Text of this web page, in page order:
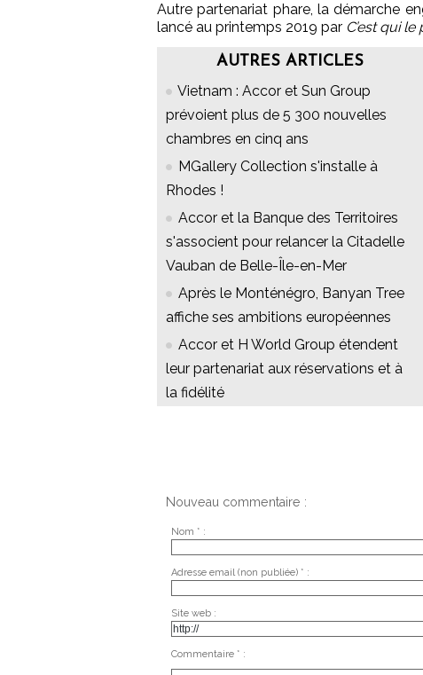
Autre partenariat phare, la démarche
lancé au printemps 2019 par C’est qui le
AUTRES ARTICLES
Vietnam : Accor et Sun Group
prévoient plus de 5 300 nouvelles
chambres en cinq ans
MGallery Collection s'installe à
Rhodes !
Accor et la Banque des Territoires
s'associent pour relancer la Citadelle
Vauban de Belle-Île-en-Mer
Après le Monténégro, Banyan Tree
affiche ses ambitions européennes
Accor et H World Group étendent
leur partenariat aux réservations et à
la fidélité
Nouveau commentaire :
Nom * :
Adresse email (non publiée) * :
Site web :
Commentaire * :